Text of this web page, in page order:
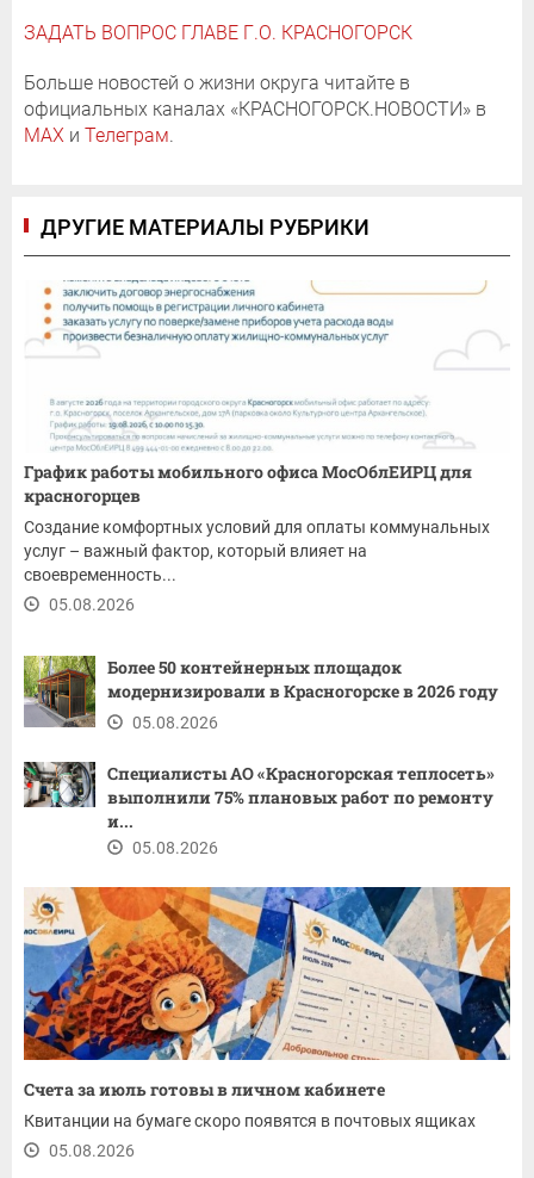
ЗАДАТЬ ВОПРОС ГЛАВЕ Г.О. КРАСНОГОРСК
Больше новостей о жизни округа читайте в
официальных каналах «КРАСНОГОРСК.НОВОСТИ» в
MAX и Телеграм.
ДРУГИЕ МАТЕРИАЛЫ РУБРИКИ
График работы мобильного офиса МосОблЕИРЦ для
красногорцев
Создание комфортных условий для оплаты коммунальных
услуг – важный фактор, который влияет на
своевременность...
05.08.2026
Более 50 контейнерных площадок
модернизировали в Красногорске в 2026 году
05.08.2026
Специалисты АО «Красногорская теплосеть»
выполнили 75% плановых работ по ремонту
и...
05.08.2026
Счета за июль готовы в личном кабинете
Квитанции на бумаге скоро появятся в почтовых ящиках
05.08.2026